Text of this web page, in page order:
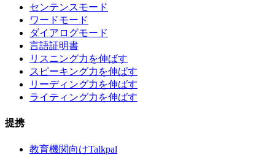
センテンスモード
ワードモード
ダイアログモード
言語証明書
リスニング力を伸ばす
スピーキング力を伸ばす
リーディング力を伸ばす
ライティング力を伸ばす
提携
教育機関向けTalkpal